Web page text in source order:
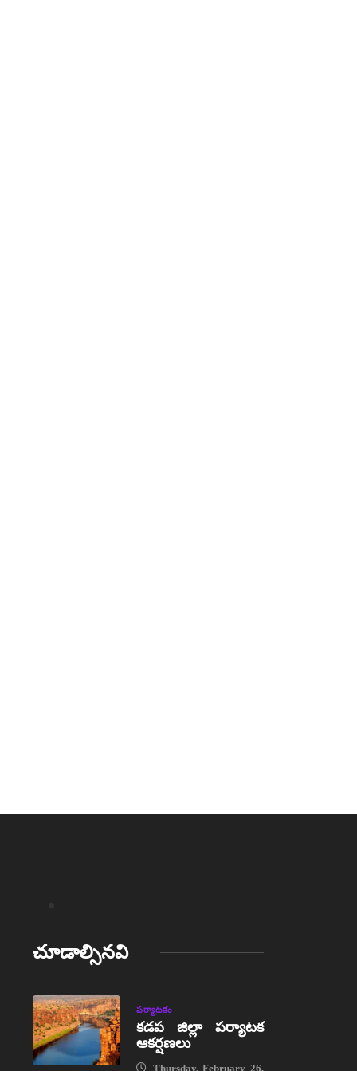
చూడాల్సినవి
పర్యాటకం
కడప జిల్లా పర్యాటక
ఆకర్షణలు
Thursday, February 26,